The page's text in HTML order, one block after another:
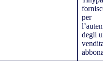
per
degli
vendita